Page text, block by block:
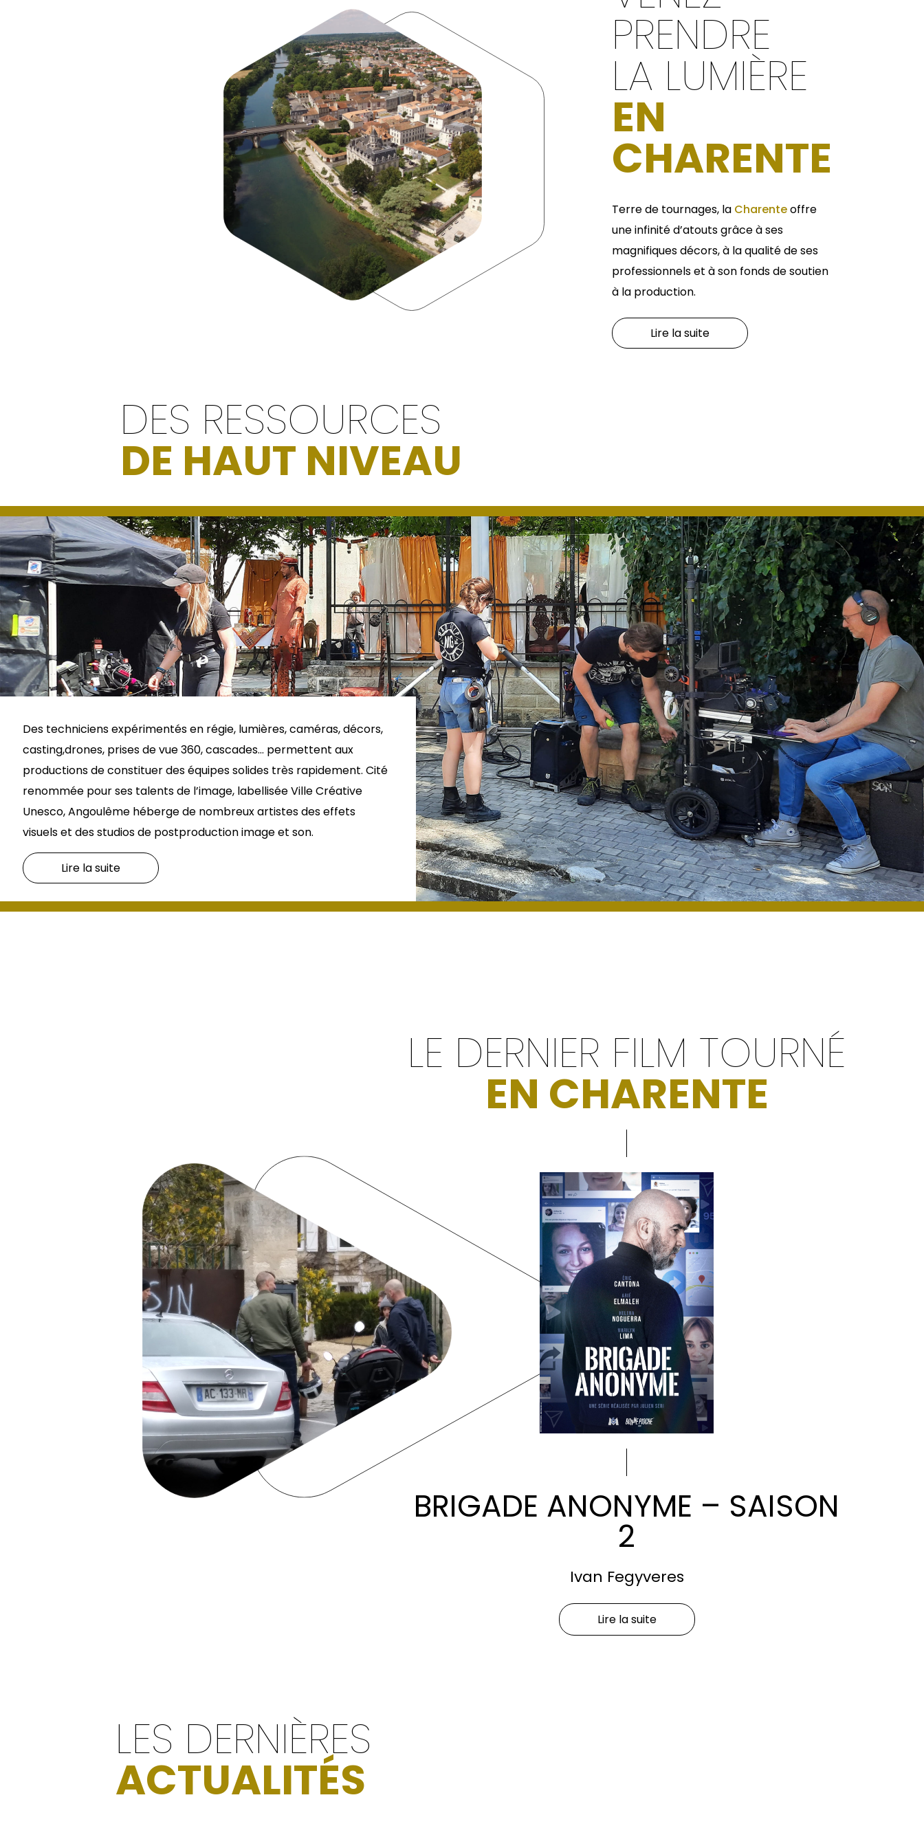
PRENDRE
LA LUMIÈRE
EN
CHARENTE
Terre de tournages, la Charenteoffre
une infinité d’atouts grâce à ses
magnifiques décors, à la qualité de ses
professionnels et à son fonds de soutien
à la production.
Lire la suite
DES RESSOURCES
DE HAUT NIVEAU
Des techniciens expérimentés en régie, lumières, caméras, décors,
casting,drones, prises de vue 360, cascades… permettent aux
productions de constituer des équipes solides très rapidement. Cité
renommée pour ses talents de l’image, labellisée Ville Créative
Unesco, Angoulême héberge de nombreux artistes des effets
visuels et des studios de postproduction image et son.
Lire la suite
LE DERNIER FILM TOURNÉ
EN CHARENTE
BRIGADE ANONYME – SAISON
2
Ivan Fegyveres
Lire la suite
LES DERNIÈRES
ACTUALITÉS